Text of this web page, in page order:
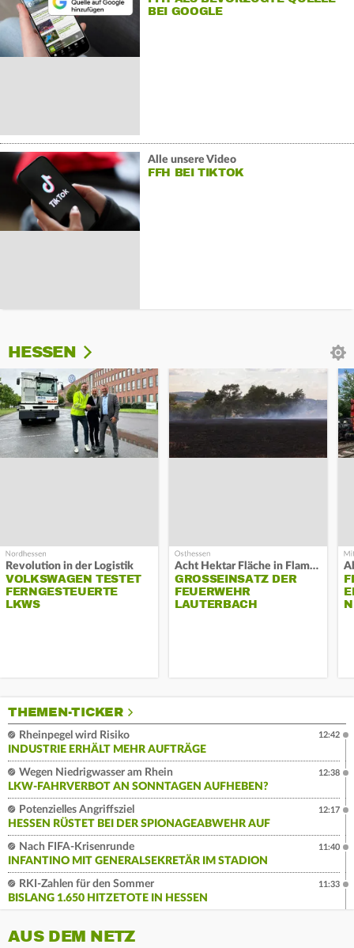
BEI GOOGLE
Alle unsere Video
FFH BEI TIKTOK
HESSEN
Revolution in der Logistik
VOLKSWAGEN TESTET
FERNGESTEUERTE
LKWS
Acht Hektar Fläche in Flammen
GROSSEINSATZ DER F
EUERWEHR L
AUTERBACH
THEMEN-TICKER
Rheinpegel wird Risiko
INDUSTRIE ERHÄLT MEHR AUFTRÄGE
12:42
Wegen Niedrigwasser am Rhein
LKW-FAHRVERBOT AN SONNTAGEN AUFHEBEN?
12:38
Potenzielles Angriffsziel
HESSEN RÜSTET BEI DER SPIONAGEABWEHR AUF
12:17
Nach FIFA-Krisenrunde
INFANTINO MIT GENERALSEKRETÄR IM STADION
11:40
RKI-Zahlen für den Sommer
BISLANG 1.650 HITZETOTE IN HESSEN
11:33
AUS DEM NETZ